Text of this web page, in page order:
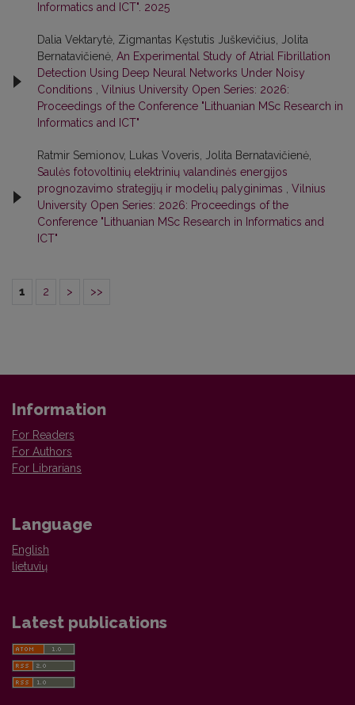
Informatics and ICT". 2025
Dalia Vektarytė, Zigmantas Kęstutis Juškevičius, Jolita
Bernatavičienė, An Experimental Study of Atrial Fibrillation
Detection Using Deep Neural Networks Under Noisy
Conditions
Vilnius University Open Series: 2026:
Proceedings of the Conference "Lithuanian MSc Research in
Informatics and ICT"
Ratmir Semionov, Lukas Voveris, Jolita Bernatavičienė,
Saulės fotovoltinių elektrinių valandinės energijos
prognozavimo strategijų ir modelių palyginimas
Vilnius
University Open Series: 2026: Proceedings of the
Conference "Lithuanian MSc Research in Informatics and
ICT"
1 2 > >>
Information
For Readers
For Authors
For Librarians
Language
English
lietuvių
Latest publications